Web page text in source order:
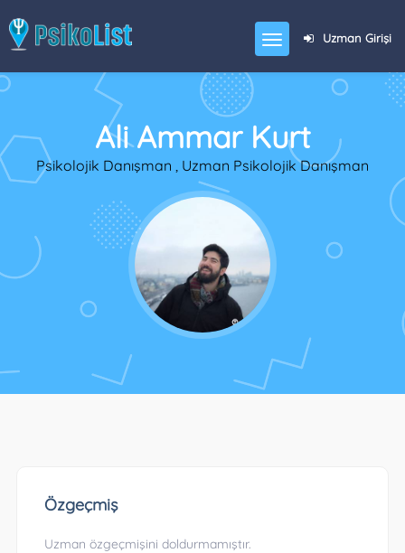
Uzman Girişi
Ali Ammar Kurt
Psikolojik Danışman , Uzman Psikolojik Danışman
Özgeçmiş
Uzman özgeçmişini doldurmamıştır.